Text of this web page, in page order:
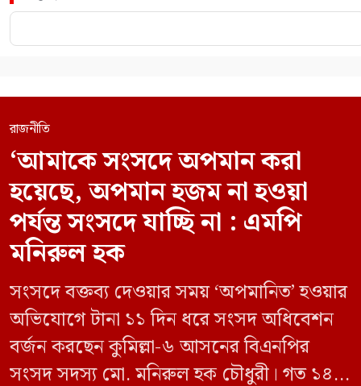
রাজনীতি
‘আমাকে সংসদে অপমান করা
হয়েছে, অপমান হজম না হওয়া
পর্যন্ত সংসদে যাচ্ছি না : এমপি
মনিরুল হক
সংসদে বক্তব্য দেওয়ার সময় ‘অপমানিত’ হওয়ার
অভিযোগে টানা ১১ দিন ধরে সংসদ অধিবেশন
বর্জন করছেন কুমিল্লা-৬ আসনের বিএনপির
সংসদ সদস্য মো. মনিরুল হক চৌধুরী। গত ১৪